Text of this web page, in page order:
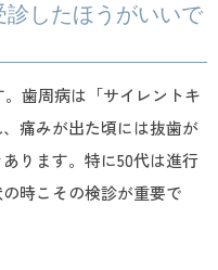
診したほうがいいで
歯周病は「サイレントキ
痛みが出た頃には抜歯が
ります。特に50代は進行
時こその検診が重要で